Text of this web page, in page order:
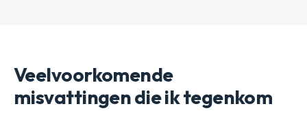
Veelvoorkomende
misvattingen die ik tegenkom